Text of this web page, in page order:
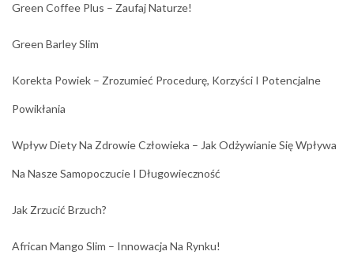
Green Coffee Plus – Zaufaj Naturze!
Green Barley Slim
Korekta Powiek – Zrozumieć Procedurę, Korzyści I Potencjalne
Powikłania
Wpływ Diety Na Zdrowie Człowieka – Jak Odżywianie Się Wpływa
Na Nasze Samopoczucie I Długowieczność
Jak Zrzucić Brzuch?
African Mango Slim – Innowacja Na Rynku!